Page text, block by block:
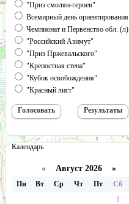
"Приз смолян-героев"
Всемирный день ориентирования
Чемпионат и Первенство обл. (л)
"Российский Азимут"
"Приз Пржевальского"
"Крепостная стена"
"Кубок освобождения"
"Красный лист"
Календарь
« Август 2026 »
Пн Вт Ср Чт Пт Сб
1